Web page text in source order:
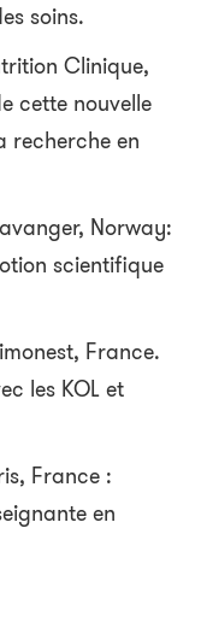
soins.
Clinique,
cette nouvelle
recherche en
Norway:
scientifique
France.
les KOL et
France :
en